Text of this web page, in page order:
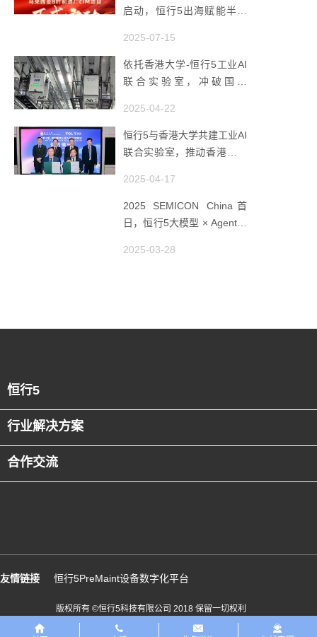
启动，恒行5出海赋能半导
2025-07-15
依托香港大学-恒行5工业AI
联合实验室，冲破国产
2025-04-22
恒行5与香港大学共建工业AI
联合实验室，推动香港成为
2025-04-17
2025 SEMICON China首
日，恒行5大模型 × Agent研
潮
2025-03-28
恒行5
行业解决方案
合作交流
友情链接 恒行5PreMaint设备数字化平台
版权所有 ©恒行5科技有限公司 2018 保留一切权利